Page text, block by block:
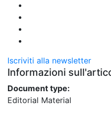
Iscriviti alla newsletter
Informazioni
Document type:
Editorial Material